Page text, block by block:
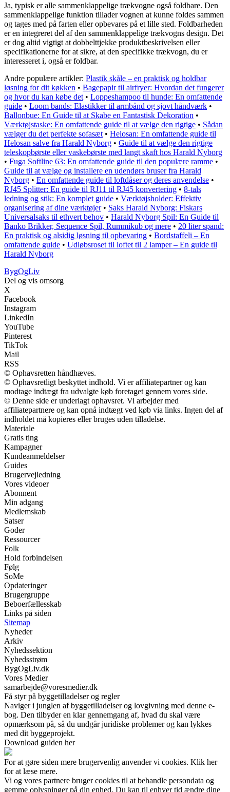
Ja, typisk er alle sammenklappelige trækvogne også foldbare. Den
sammenklappelige funktion tillader vognen at kunne foldes sammen
og tages med på farten eller opbevares på et lille sted. Foldbarheden
er en integreret del af den sammenklappelige trækvogns design. Det
er dog altid vigtigt at dobbelttjekke produktbeskrivelsen eller
specifikationerne for at sikre, at den specifikke trækvogn, du er
interesseret i, også er foldbar.
Andre populære artikler: Plastik skåle – en praktisk og holdbar
løsning for dit køkken • Bagepapir til airfryer: Hvordan det fungerer
og hvor du kan købe det • Loppeshampoo til hunde: En omfattende
guide • Loom bands: Elastikker til armbånd og sjovt håndværk •
Ballonbue: En Guide til at Skabe en Fantastisk Dekoration •
Værktøjstaske: En omfattende guide til at vælge den rigtige • Sådan
vælger du det perfekte sofasæt • Helosan: En omfattende guide til
Helosan salve fra Harald Nyborg • Guide til at vælge den rigtige
teleskopbørste eller vaskebørste med langt skaft hos Harald Nyborg
• Fuga Softline 63: En omfattende guide til den populære ramme •
Guide til at vælge og installere en udendørs bruser fra Harald
Nyborg • En omfattende guide til loftdåser og deres anvendelse •
RJ45 Splitter: En guide til RJ11 til RJ45 konvertering • 8-tals
ledning og stik: En komplet guide • Værktøjsholder: Effektiv
organisering af dine værktøjer• Saks Harald Nyborg: Fiskars
Universalsaks til ethvert behov • Harald Nyborg Spil: En Guide til
Banko Brikker, Sequence Spil, Rummikub og mere • 20 liter spand:
En praktisk og alsidig løsning til opbevaring • Bordstaffeli – En
omfattende guide • Udløbsroset til loftet til 2 lamper – En guide til
Harald Nyborg
BygOgLiv
Del og vis omsorg
X
Facebook
Instagram
LinkedIn
YouTube
Pinterest
TikTok
Mail
RSS
© Ophavsretten håndhæves.
© Ophavsretligt beskyttet indhold. Vi er affiliatepartner og kan
modtage indtægt fra udvalgte køb foretaget gennem vores side.
© Denne side er underlagt ophavsret. Vi arbejder med
affiliatepartnere og kan opnå indtægt ved køb via links. Ingen del af
indholdet må kopieres eller bruges uden tilladelse.
Materiale
Gratis ting
Kampagner
Kundeanmeldelser
Guides
Brugervejledning
Vores videoer
Abonnent
Min adgang
Medlemskab
Satser
Goder
Ressourcer
Folk
Hold forbindelsen
Følg
SoMe
Opdateringer
Brugergruppe
Beboerfællesskab
Links på siden
Sitemap
Nyheder
Arkiv
Nyhedssektion
Nyhedsstrøm
BygOgLiv.dk
Vores Medier
samarbejde@voresmedier.dk
Få styr på byggetilladelser og regler
Naviger i junglen af byggetilladelser og lovgivning med denne e-
bog. Den tilbyder en klar gennemgang af, hvad du skal være
opmærksom på, så du undgår juridiske problemer og kan lykkes
med dit byggeprojekt.
Download guiden her
For at gøre siden mere brugervenlig anvender vi cookies. Klik her
for at læse mere.
Vi og vores partnere bruger cookies til at behandle persondata og
gemme oplysninger på din enhed. Du kan til enhver tid ændre dine